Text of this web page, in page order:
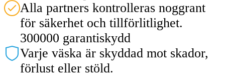
Alla partners kontrolleras noggrant
för säkerhet och tillförlitlighet.
300000 garantiskydd
Varje väska är skyddad mot skador,
förlust eller stöld.